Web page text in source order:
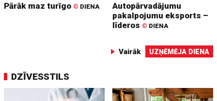
Pārāk maz turīgo © DIENA
Autopārvadājumu
pakalpojumu eksports –
līderos © DIENA
Vairāk UZŅĒMĒJA DIENA
DZĪVESSTILS